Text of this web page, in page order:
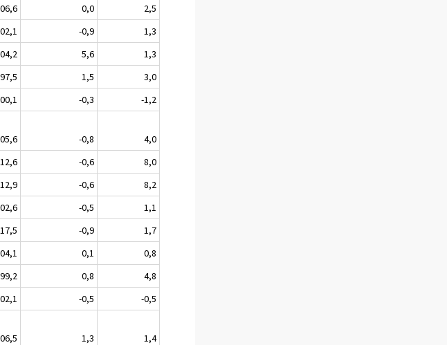
0,0
2,5
-0,9
1,3
5,6
1,3
97,5 1,5
3,0
-0,3
-1,2
-0,8
4,0
-0,6
8,0
-0,6
8,2
-0,5
1,1
-0,9
1,7
0,1
0,8
99,2 0,8
4,8
-0,5
-0,5
1,3
1,4